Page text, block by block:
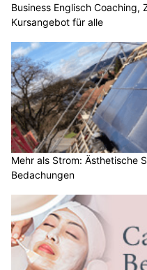
Business Englisch Coaching,
Kursangebot für alle
Mehr als Strom: Ästhetische
Bedachungen